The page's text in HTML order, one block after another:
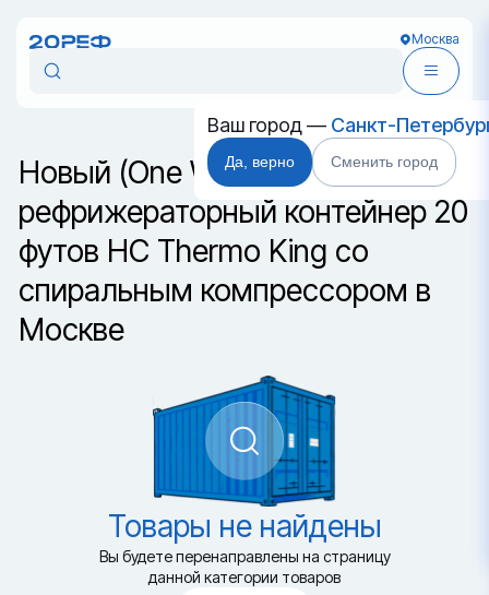
Москва
Ваш город — Санкт-
Да, верно Сменить город
Новый (One Way)
рефрижераторный контейнер 20
футов HC Thermo King со
спиральным компрессором в
Москве
Товары не найдены
Вы будете перенаправлены на страницу
данной категории товаров